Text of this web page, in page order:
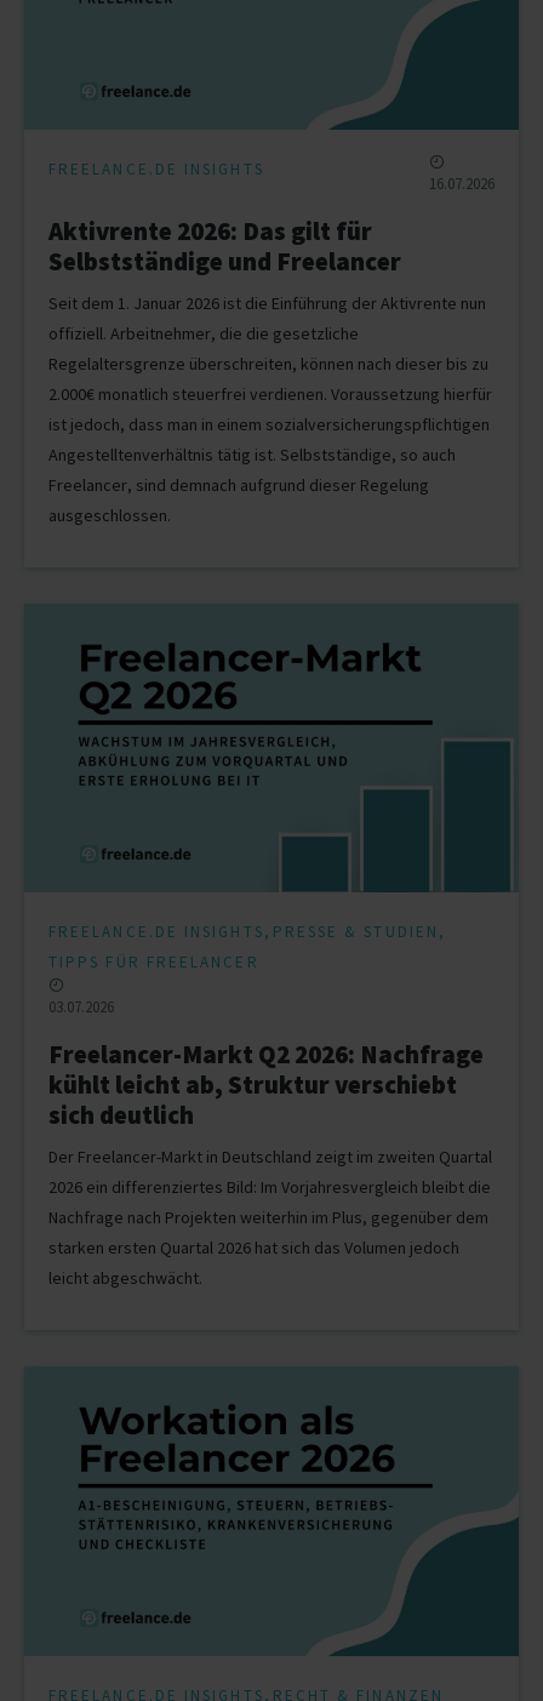
FREELANCE.DE INSIGHTS
16.07.2026
Aktivrente 2026: Das gilt für
Selbstständige und Freelancer
Seit dem 1. Januar 2026 ist die Einführung der Aktivrente nun
offiziell. Arbeitnehmer, die die gesetzliche
Regelaltersgrenze überschreiten, können nach dieser bis zu
2.000€ monatlich steuerfrei verdienen. Voraussetzung hierfür
ist jedoch, dass man in einem sozialversicherungspflichtigen
Angestelltenverhältnis tätig ist. Selbstständige, so auch
Freelancer, sind demnach aufgrund dieser Regelung
ausgeschlossen.
FREELANCE.DE INSIGHTS, PRESSE & STUDIEN ,
TIPPS FÜR FREELANCER
03.07.2026
Freelancer-Markt Q2 2026: Nachfrage
kühlt leicht ab, Struktur verschiebt
sich deutlich
Der Freelancer-Markt in Deutschland zeigt im zweiten Quartal
2026 ein differenziertes Bild: Im Vorjahresvergleich bleibt die
Nachfrage nach Projekten weiterhin im Plus, gegenüber dem
starken ersten Quartal 2026 hat sich das Volumen jedoch
leicht abgeschwächt.
FREELANCE.DE INSIGHTS, RECHT & FINANZEN